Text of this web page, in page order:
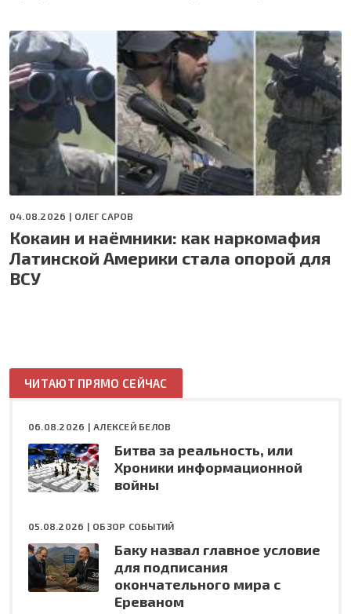
04.08.2026 | ОЛЕГ САРОВ
Кокаин и наёмники: как наркомафия
Латинской Америки стала опорой для
ВСУ
ЧИТАЮТ ПРЯМО СЕЙЧАС
06.08.2026 | АЛЕКСЕЙ БЕЛОВ
Битва за реальность, или
Хроники информационной
войны
05.08.2026 | ОБЗОР СОБЫТИЙ
Баку назвал главное условие
для подписания
окончательного мира с
Ереваном